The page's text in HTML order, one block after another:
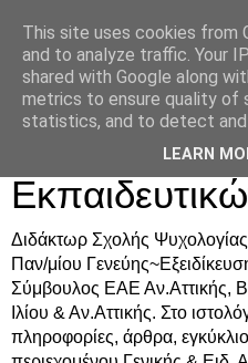
Δρ. Ράνια
Υποστήριξη
Διδάκτωρ Σχολής
Παν/μίου
Σύμβουλος ΕΑΕ Αν.Αττικής,
Ιλίου & Αν.Αττικής. Στο
πληροφορίες, άρθρα,
This site uses cookies from
and to analyze traffic. Your
shared with Google along
metrics to ensure quality of
statistics, and to detect and
LEARN